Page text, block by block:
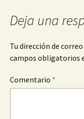
Deja una
Tu dirección de
campos obligatorios
Comentario *